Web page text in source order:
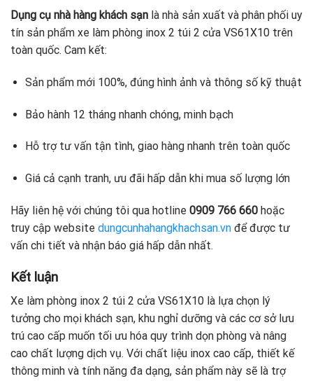
Dụng cụ nhà hàng khách sạn là nhà sản xuất và phân phối uy
tín sản phẩm xe làm phòng inox 2 túi 2 cửa VS61X10 trên
toàn quốc. Cam kết:
Sản phẩm mới 100%, đúng hình ảnh và thông số kỹ thuật
Bảo hành 12 tháng nhanh chóng, minh bạch
Hỗ trợ tư vấn tận tình, giao hàng nhanh trên toàn quốc
Giá cả cạnh tranh, ưu đãi hấp dẫn khi mua số lượng lớn
Hãy liên hệ với chúng tôi qua hotline 0909 766 660 hoặc
truy cập website dungcunhahangkhachsan.vn để được tư
vấn chi tiết và nhận báo giá hấp dẫn nhất.
Kết luận
Xe làm phòng inox 2 túi 2 cửa VS61X10 là lựa chọn lý
tưởng cho mọi khách sạn, khu nghỉ dưỡng và các cơ sở lưu
trú cao cấp muốn tối ưu hóa quy trình dọn phòng và nâng
cao chất lượng dịch vụ. Với chất liệu inox cao cấp, thiết kế
thông minh và tính năng đa dạng, sản phẩm này sẽ là trợ